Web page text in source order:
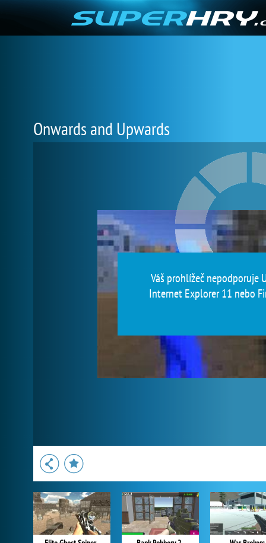
Onwards and Upwards
Váš prohlížeč nepodporuje
Internet Explorer 11 nebo